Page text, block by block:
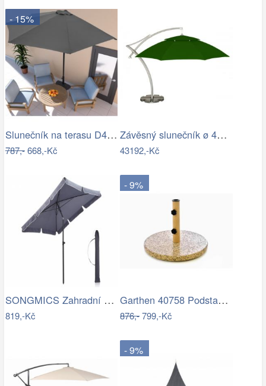
- 15%
Slunečník na terasu D4164 Dekorhome
787,-668,-Kč
Závěsný slunečník ø 420 cm
43192,-Kč
SONGMICS Zahradní slunečník Royal…
819,-Kč
- 9%
Garthen 40758 Podstavec na slunečník…
876,-799,-Kč
- 9%